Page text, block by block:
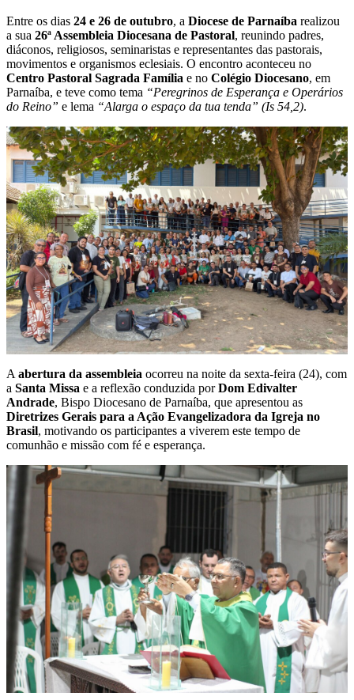
Entre os dias 24 e 26 de outubro, a Diocese de Parnaíba realizou
a sua 26ª Assembleia Diocesana de Pastoral, reunindo padres,
diáconos, religiosos, seminaristas e representantes das pastorais,
movimentos e organismos eclesiais. O encontro aconteceu no
Centro Pastoral Sagrada Família e no Colégio Diocesano, em
Parnaíba, e teve como tema “Peregrinos de Esperança e Operários
do Reino” e lema “Alarga o espaço da tua tenda” (Is 54,2).
A abertura da assembleia ocorreu na noite da sexta-feira (24), com
a Santa Missa e a reflexão conduzida porDom Edivalter
Andrade, Bispo Diocesano de Parnaíba, que apresentou as
Diretrizes Gerais para a Ação Evangelizadora da Igreja no
Brasil, motivando os participantes a viverem este tempo de
comunhão e missão com fé e esperança.